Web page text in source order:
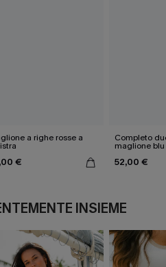
a righe rosse a
€
Completo
maglione
52,00 €
INSIEME